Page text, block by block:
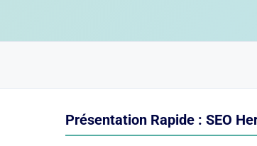
Présentation Rapide : SEO